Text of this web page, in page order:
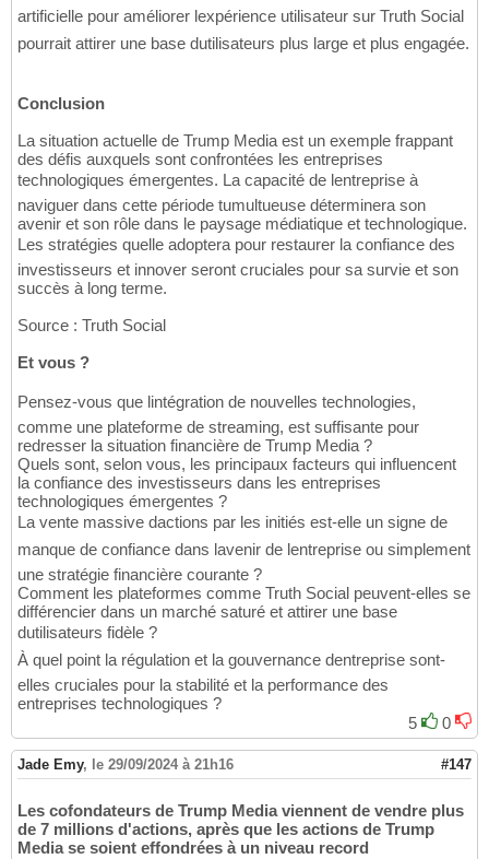
artificielle pour améliorer lexpérience utilisateur sur Truth Social
pourrait attirer une base dutilisateurs plus large et plus engagée.
Conclusion
La situation actuelle de Trump Media est un exemple frappant
des défis auxquels sont confrontées les entreprises
technologiques émergentes. La capacité de lentreprise à
naviguer dans cette période tumultueuse déterminera son
avenir et son rôle dans le paysage médiatique et technologique.
Les stratégies quelle adoptera pour restaurer la confiance des
investisseurs et innover seront cruciales pour sa survie et son
succès à long terme.
Source : Truth Social
Et vous ?
Pensez-vous que lintégration de nouvelles technologies,
comme une plateforme de streaming, est suffisante pour
redresser la situation financière de Trump Media ?
Quels sont, selon vous, les principaux facteurs qui influencent
la confiance des investisseurs dans les entreprises
technologiques émergentes ?
La vente massive dactions par les initiés est-elle un signe de
manque de confiance dans lavenir de lentreprise ou simplement
une stratégie financière courante ?
Comment les plateformes comme Truth Social peuvent-elles se
différencier dans un marché saturé et attirer une base
dutilisateurs fidèle ?
À quel point la régulation et la gouvernance dentreprise sont-
elles cruciales pour la stabilité et la performance des
entreprises technologiques ?
5
0
Jade Emy, le 29/09/2024 à 21h16 #147
Les cofondateurs de Trump Media viennent de vendre plus
de 7 millions d'actions, après que les actions de Trump
Media se soient effondrées à un niveau record